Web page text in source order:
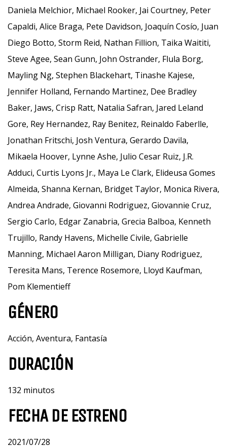
Daniela Melchior, Michael Rooker, Jai Courtney, Peter
Capaldi, Alice Braga, Pete Davidson, Joaquín Cosío, Juan
Diego Botto, Storm Reid, Nathan Fillion, Taika Waititi,
Steve Agee, Sean Gunn, John Ostrander, Flula Borg,
Mayling Ng, Stephen Blackehart, Tinashe Kajese,
Jennifer Holland, Fernando Martinez, Dee Bradley
Baker, Jaws, Crisp Ratt, Natalia Safran, Jared Leland
Gore, Rey Hernandez, Ray Benitez, Reinaldo Faberlle,
Jonathan Fritschi, Josh Ventura, Gerardo Davila,
Mikaela Hoover, Lynne Ashe, Julio Cesar Ruiz, J.R.
Adduci, Curtis Lyons Jr., Maya Le Clark, Elideusa Gomes
Almeida, Shanna Kernan, Bridget Taylor, Monica Rivera,
Andrea Andrade, Giovanni Rodriguez, Giovannie Cruz,
Sergio Carlo, Edgar Zanabria, Grecia Balboa, Kenneth
Trujillo, Randy Havens, Michelle Civile, Gabrielle
Manning, Michael Aaron Milligan, Diany Rodriguez,
Teresita Mans, Terence Rosemore, Lloyd Kaufman,
Pom Klementieff
GÉNERO
Acción, Aventura, Fantasía
DURACIÓN
132 minutos
FECHA DE ESTRENO
2021/07/28